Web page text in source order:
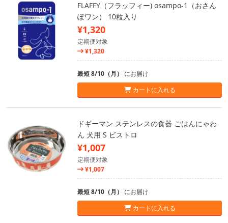
FLAFFY（フラッフィー) osampo-1（おさん
ぽワン） 10粒入り
¥1,320
定期便対象
¥1,320
最短 8/10（月） にお届け
カートに入れる
ドギーマン ステンレスの食器 ごはんにゃわ
ん 犬用 S ビストロ
¥1,007
定期便対象
¥1,007
最短 8/10（月） にお届け
カートに入れる